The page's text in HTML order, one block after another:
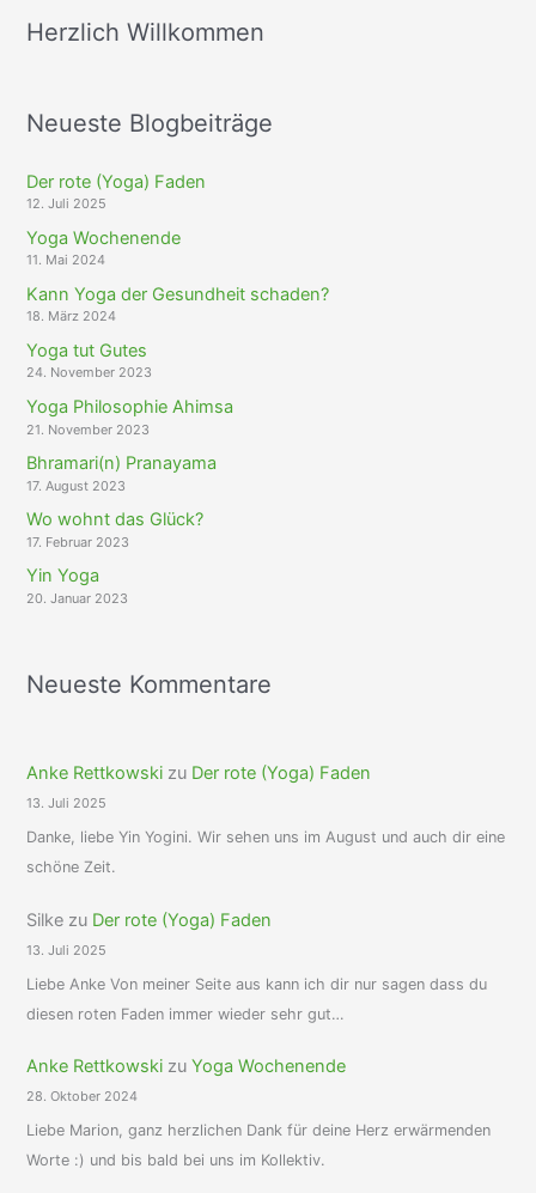
Herzlich Willkommen
Neueste Blogbeiträge
Der rote (Yoga) Faden
12. Juli 2025
Yoga Wochenende
11. Mai 2024
Kann Yoga der Gesundheit schaden?
18. März 2024
Yoga tut Gutes
24. November 2023
Yoga Philosophie Ahimsa
21. November 2023
Bhramari(n) Pranayama
17. August 2023
Wo wohnt das Glück?
17. Februar 2023
Yin Yoga
20. Januar 2023
Neueste Kommentare
Anke Rettkowski zu Der rote (Yoga) Faden
13. Juli 2025
Danke, liebe Yin Yogini. Wir sehen uns im August und auch dir eine
schöne Zeit.
Silke zu Der rote (Yoga) Faden
13. Juli 2025
Liebe Anke Von meiner Seite aus kann ich dir nur sagen dass du
diesen roten Faden immer wieder sehr gut…
Anke Rettkowski zuYoga Wochenende
28. Oktober 2024
Liebe Marion, ganz herzlichen Dank für deine Herz erwärmenden
Worte :) und bis bald bei uns im Kollektiv.